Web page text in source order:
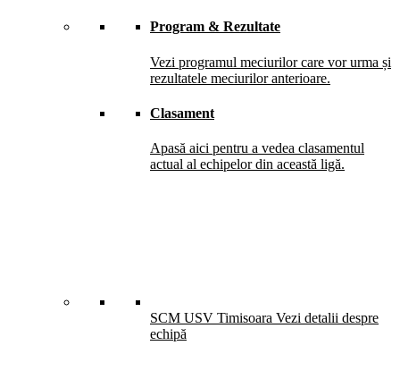
Program & Rezultate
Vezi programul meciurilor care vor urma și
rezultatele meciurilor anterioare.
Clasament
Apasă aici pentru a vedea clasamentul
actual al echipelor din această ligă.
SCM USV Timisoara Vezi detalii despre
echipă